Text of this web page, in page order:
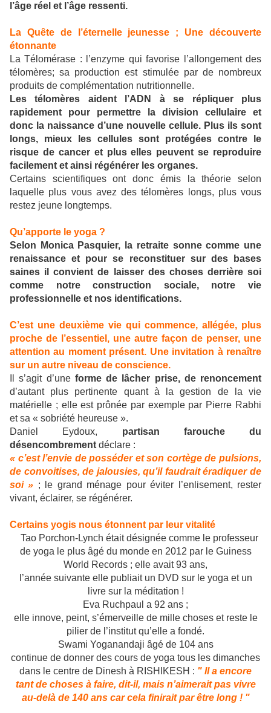
l’âge réel et l’âge ressenti.
La Quête de l’éternelle jeunesse ; Une découverte
étonnante
La Télomérase : l’enzyme qui favorise l’allongement des
télomères; sa production est stimulée par de nombreux
produits de complémentation nutritionnelle.
Les télomères aident l’ADN à se répliquer plus
rapidement pour permettre la division cellulaire et
donc la naissance d’une nouvelle cellule. Plus ils sont
longs, mieux les cellules sont protégées contre le
risque de cancer et plus elles peuvent se reproduire
facilement et ainsi régénérer les organes.
Certains scientifiques ont donc émis la théorie selon
laquelle plus vous avez des télomères longs, plus vous
restez jeune longtemps.
Qu’apporte le yoga ?
Selon Monica Pasquier, la retraite sonne comme une
renaissance et pour se reconstituer sur des bases
saines il convient de laisser des choses derrière soi
comme notre construction sociale, notre vie
professionnelle et nos identifications.
C’est une deuxième vie qui commence, allégée, plus
proche de l’essentiel, une autre façon de penser, une
attention au moment présent. Une invitation à renaître
sur un autre niveau de conscience.
Il s’agit d’une forme de lâcher prise, de renoncement
d’autant plus pertinente quant à la gestion de la vie
matérielle ; elle est prônée par exemple par Pierre Rabhi
et sa « sobriété heureuse ».
Daniel Eydoux, partisan farouche du
désencombrement déclare :
« c’est l’envie de posséder et son cortège de pulsions,
de convoitises, de jalousies, qu’il faudrait éradiquer de
soi » ; le grand ménage pour éviter l’enlisement, rester
vivant, éclairer, se régénérer.
Certains yogis nous étonnent par leur vitalité
Tao Porchon-Lynch était désignée comme le professeur
de yoga le plus âgé du monde en 2012 par le Guiness
World Records ; elle avait 93 ans,
l’année suivante elle publiait un DVD sur le yoga et un
livre sur la méditation !
Eva Ruchpaul a 92 ans ;
elle innove, peint, s’émerveille de mille choses et reste le
pilier de l’institut qu’elle a fondé.
Swami Yoganandaji âgé de 104 ans
continue de donner des cours de yoga tous les dimanches
dans le centre de Dinesh à RISHIKESH : " Il a encore
tant de choses à faire, dit-il, mais n’aimerait pas vivre
au-delà de 140 ans car cela finirait par être long ! "